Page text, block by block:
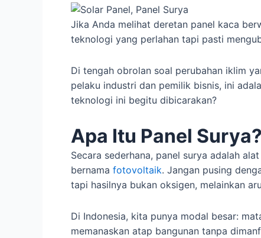
Jika Anda melihat deretan panel kaca
teknologi yang perlahan tapi pasti
Di tengah obrolan soal perubahan iklim
pelaku industri dan pemilik bisnis, ini
teknologi ini begitu dibicarakan?
Apa Itu Panel Surya?
Secara sederhana, panel surya adalah
bernama fotovoltaik. Jangan pusing
tapi hasilnya bukan oksigen, melainkan
Di Indonesia, kita punya modal besar:
memanaskan atap bangunan tanpa